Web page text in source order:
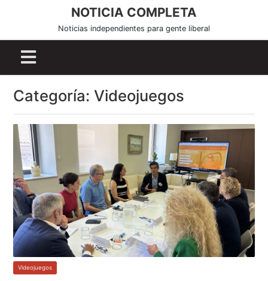
o
NOTICIA COMPLETA
Noticias independientes para gente liberal
Categoría:Videojuegos
Videojuegos